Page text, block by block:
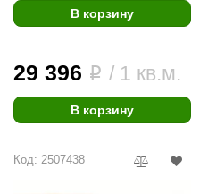
В корзину
29 396 i / 1 кв.м.
В корзину
Код: 2507438